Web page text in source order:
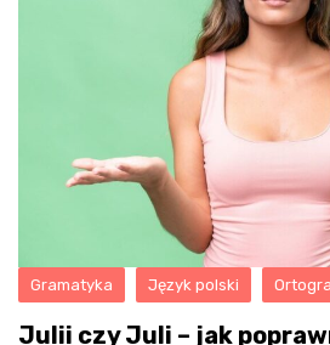
Gramatyka Język polski
Julii czy Juli – jak